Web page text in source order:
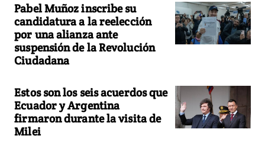
Pabel Muñoz inscribe su
candidatura a la reelección
por una alianza ante
suspensión de la Revolución
Ciudadana
Estos son los seis acuerdos que
Ecuador y Argentina
firmaron durante la visita de
Milei